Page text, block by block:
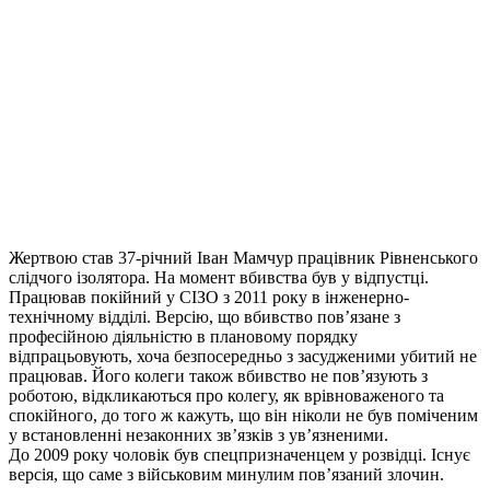
Жертвою став 37-річний Іван Мамчур працівник Рівненського
слідчого ізолятора. На момент вбивства був у відпустці.
Працював покійний у СІЗО з 2011 року в інженерно-
технічному відділі. Версію, що вбивство пов’язане з
професійною діяльністю в плановому порядку
відпрацьовують, хоча безпосередньо з засудженими убитий не
працював. Його колеги також вбивство не пов’язують з
роботою, відкликаються про колегу, як врівноваженого та
спокійного, до того ж кажуть, що він ніколи не був поміченим
у встановленні незаконних зв’язків з ув’язненими.
До 2009 року чоловік був спецпризначенцем у розвідці. Існує
версія, що саме з військовим минулим пов’язаний злочин.